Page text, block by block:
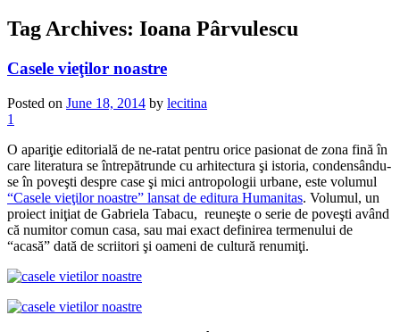
Tag Archives: Ioana Pârvulescu
Casele vieţilor noastre
Posted on June 18, 2014 by lecitina
1
O apariţie editorială de ne-ratat pentru orice pasionat de zona fină în
care literatura se întrepătrunde cu arhitectura şi istoria, condensându-
se în poveşti despre case şi mici antropologii urbane, este volumul
“Casele vieţilor noastre” lansat de editura Humanitas. Volumul, un
proiect iniţiat de Gabriela Tabacu, reuneşte o serie de poveşti având
că numitor comun casa, sau mai exact definirea termenului de
“acasă” dată de scriitori şi oameni de cultură renumiţi.